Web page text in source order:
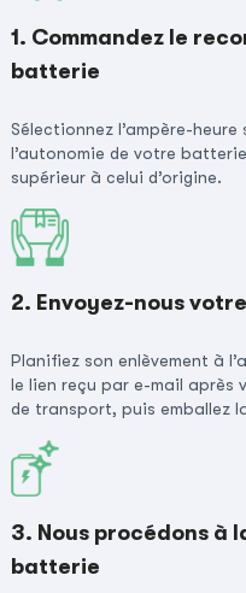
1. Commandez le
batterie
Sélectionnez l’ampère-
l’autonomie de votre
supérieur à celui d’origine.
2. Envoyez-nous
Planifiez son enlèvement à
le lien reçu par e-mail après
de transport, puis emballez
3. Nous procédons à
batterie